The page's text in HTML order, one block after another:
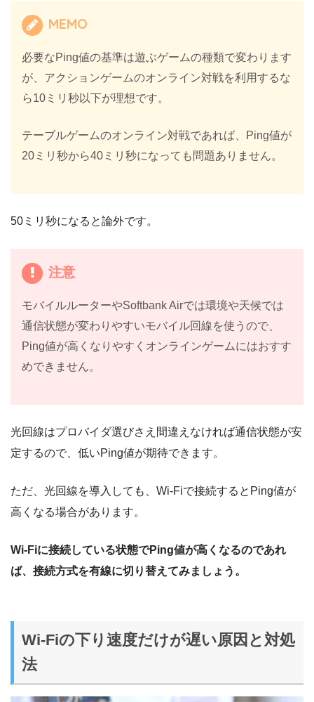
MEMO
必要なPing値の基準は遊ぶゲームの種類で変わります
が、アクションゲームのオンライン対戦を利用するな
ら10ミリ秒以下が理想です。
テーブルゲームのオンライン対戦であれば、Ping値が
20ミリ秒から40ミリ秒になっても問題ありません。
50ミリ秒になると論外です。
注意
モバイルルーターやSoftbank Airでは環境や天候では
通信状態が変わりやすいモバイル回線を使うので、
Ping値が高くなりやすくオンラインゲームにはおすす
めできません。
光回線はプロバイダ選びさえ間違えなければ通信状態が安
定するので、低いPing値が期待できます。
ただ、光回線を導入しても、Wi-Fiで接続するとPing値が
高くなる場合があります。
Wi-Fiに接続している状態でPing値が高くなるのであれ
ば、接続方式を有線に切り替えてみましょう。
Wi-Fiの下り速度だけが遅い原因と対処
法